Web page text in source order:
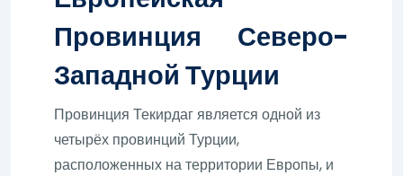
Провинция Северо-
Западной Турции
Провинция Текирдаг является одной из
четырёх провинций Турции,
расположенных на территории Европы, и